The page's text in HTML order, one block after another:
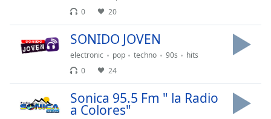
Descriptions
Subtitles
0
20
SONIDO JOVEN
electronic pop techno 90s
hits
0
24
Sonica 95.5 Fm " la Radio
a Colores"